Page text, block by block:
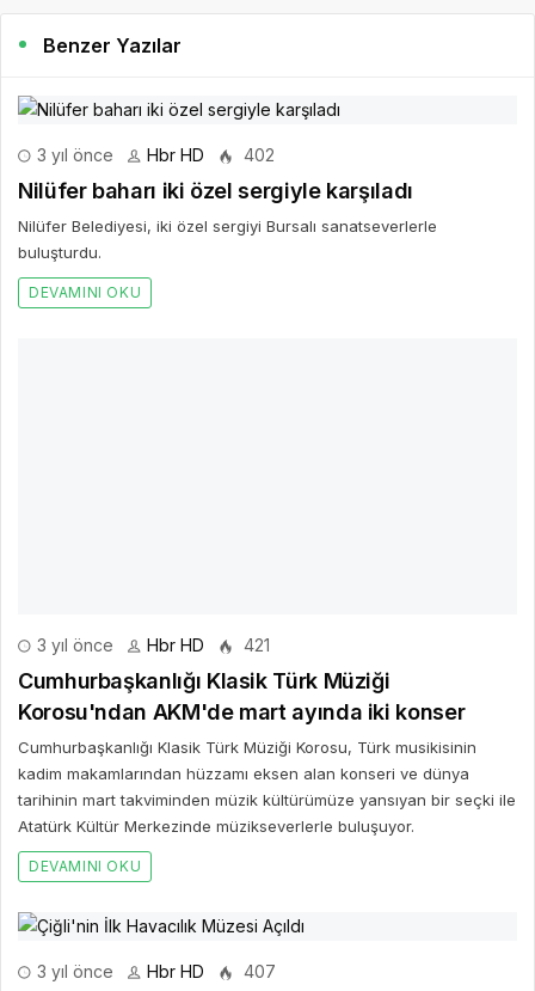
Benzer Yazılar
3 yıl önce Hbr HD 402
Nilüfer baharı iki özel sergiyle karşıladı
Nilüfer Belediyesi, iki özel sergiyi Bursalı sanatseverlerle
buluşturdu.
DEVAMINI OKU
DEVAMINI OKU
3 yıl önce Hbr HD 407
Çiğli'nin İlk Havacılık Müzesi Açıldı
Çiğli’nin İlk Havacılık Müzesi Açıldı Çiğli Belediyesi tarafından genç
nesillerin astronomi ve uzay bilimiyle bağını kuvvetlendirmek
amacıyla projelendirilen Çiğli’nin ilk havacılık müzesi Astronomi
düzenlenen törenle hizmete açıldı.
DEVAMINI OKU